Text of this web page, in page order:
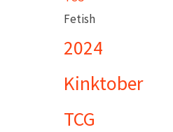
Fetish
2024
Kinktober
TCG